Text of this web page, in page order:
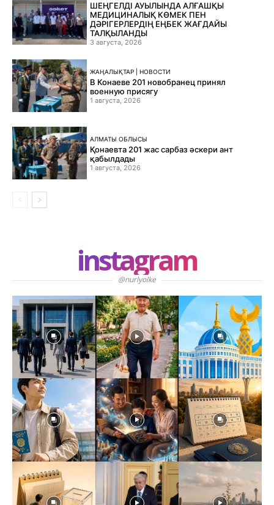
ШЕҢГЕЛДІ АУЫЛЫНДА АЛҒАШҚЫ
МЕДИЦИНАЛЫҚ КӨМЕК ПЕН
ДӘРІГЕРЛЕРДІҢ ЕҢБЕК ЖАҒДАЙЫ
ТАЛҚЫЛАНДЫ
3 августа, 2026
ЖАҢАЛЫҚТАР | НОВОСТИ
В Конаеве 201 новобранец принял
военную присягу
1 августа, 2026
АЛМАТЫ ОБЛЫСЫ
Қонаевта 201 жас сарбаз әскери ант
қабылдады
1 августа, 2026
instagram
@nurlyolke